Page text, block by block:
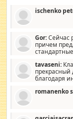
ischenko
Gor:Сейчас
причем
стандартные
со вкусом все в
мебель, а это не
tavaseni:
прекрасный
благодаря
romanenko